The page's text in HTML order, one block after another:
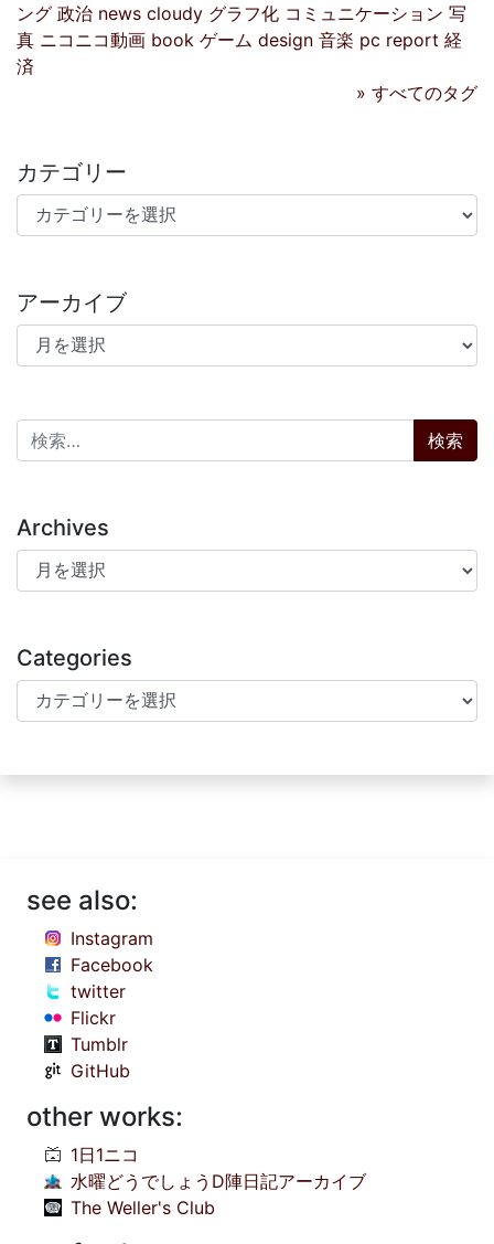
ング 政治 news cloudy グラフ化 コミュニケーション 写
真 ニコニコ動画 book ゲーム design 音楽 pc report 経
済
» すべてのタグ
カテゴリー
カテゴリー
アーカイブ
アーカイブ
検索:
Archives
Archives
Categories
Categories
see also:
Instagram
Facebook
twitter
Flickr
Tumblr
GitHub
other works:
1日1ニコ
水曜どうでしょうD陣日記アーカイブ
The Weller's Club